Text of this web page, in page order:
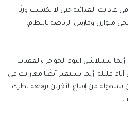
عاداتك الغذائية حتى لا تكتسب وزنًا
متوازن ومارس الرياضة بانتظام.
ستتلاشى اليوم الحواجز والعقبات
أيام قليلة. رُبما ستتغير أيضًا مهاراتك في
من إقناع الآخرين بوجهة نظرك.